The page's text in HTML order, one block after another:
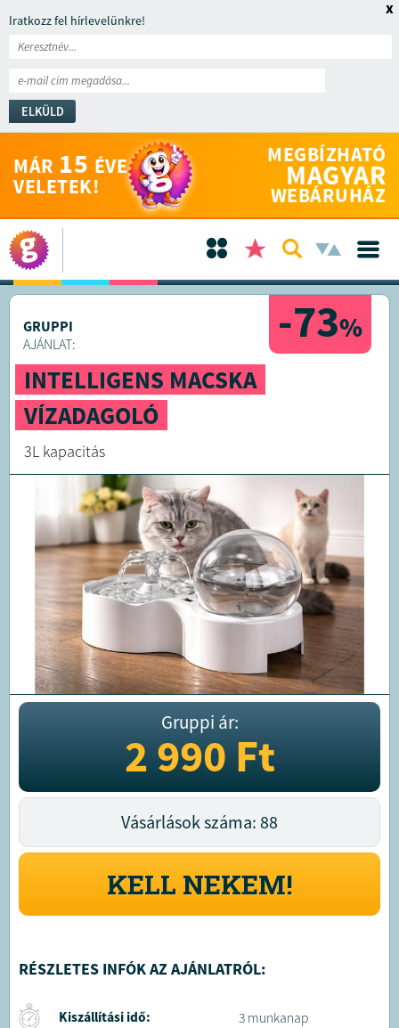
Iratkozz fel hírlevelünkre!
ELKÜLD
x
MÁR 15 ÉVE
VELETEK!
MEGBÍZHATÓ
MAGYAR
WEBÁRUHÁZ
-73%
GRUPPI
AJÁNLAT:
INTELLIGENS MACSKA
VÍZADAGOLÓ
3L kapacitás
Gruppi ár:
2 990Ft
Vásárlások száma: 88
KELL NEKEM!
RÉSZLETES INFÓK AZ AJÁNLATRÓL:
Kiszállítási idő: 3 munkanap